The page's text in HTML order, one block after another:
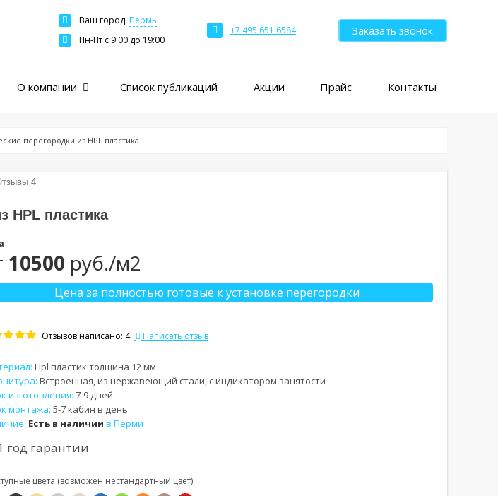
Ваш город: Пермь
Москва
Санкт-Петербург
Екатеринбург
Казань
Пн-Пт c 9:00 до 19:00
+7 495 651 6584 Заказать звонок
О компании Список публикаций Акции Прайс Контакты
перегородки из HPL пластика
4
HPL пластика
10500 руб./м2
Цена за полностью готовые к установке перегородки
Отзывов написано: 4 Написать отзыв
Hpl пластик толщина 12 мм
Встроенная, из нержавеющий стали, с индикатором занятости
изготовления: 7-9 дней
монтажа: 5-7 кабин в день
Есть в наличии в Перми
год гарантии
цвета (возможен нестандартный цвет):